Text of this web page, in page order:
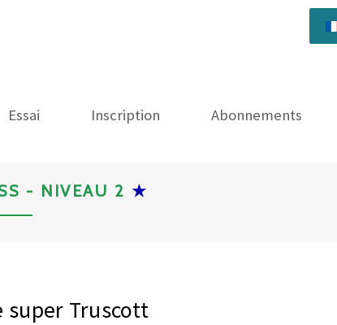
Essai Inscription Abonnements
- NIVEAU 2★
super Truscott